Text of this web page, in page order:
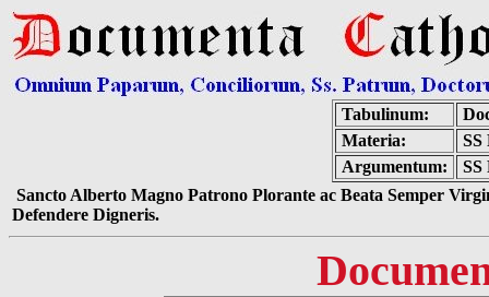
Tabulinum:
Materia:
Argumentum:
SS
Sancto Alberto Magno Patrono Plorante ac Beata Semper
Defendere Digneris.